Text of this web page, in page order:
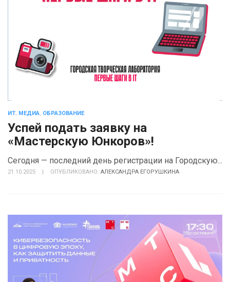
ИТ, МЕДИА, ОБРАЗОВАНИЕ
Успей подать заявку на
«Мастерскую Юнкоров»!
Сегодня — последний день регистрации на Городскую...
21.10.2025 | ОПУБЛИКОВАНО: АЛЕКСАНДРА ЕГОРУШКИНА